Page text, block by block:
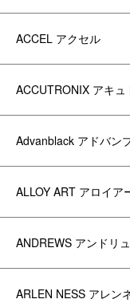
ACCEL アクセル
ACCUTRONIX アキュ
Advanblack アドバン
ALLOY ART アロイア
ANDREWS アンドリ
ARLEN NESS アレン